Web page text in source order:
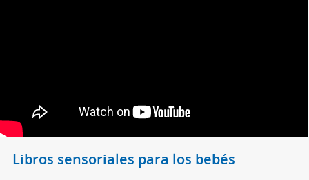
Libros sensoriales para los bebés